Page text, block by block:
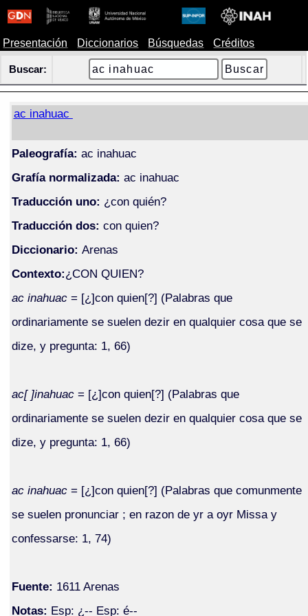
Presentación Diccionarios Búsquedas Créditos
Buscar:
ac inahuac
Paleografía: ac inahuac
Grafía normalizada: ac inahuac
Traducción uno: ¿con quién?
Traducción dos: con quien?
Diccionario: Arenas
Contexto:¿CON QUIEN?
ac inahuac = [¿]con quien[?] (Palabras que
ordinariamente se suelen dezir en qualquier cosa que se
dize, y pregunta: 1, 66)
ac[ ]inahuac = [¿]con quien[?] (Palabras que
ordinariamente se suelen dezir en qualquier cosa que se
dize, y pregunta: 1, 66)
ac inahuac = [¿]con quien[?] (Palabras que comunmente
se suelen pronunciar ; en razon de yr a oyr Missa y
confessarse: 1, 74)
Fuente: 1611 Arenas
Notas: Esp: ¿-- Esp: é--